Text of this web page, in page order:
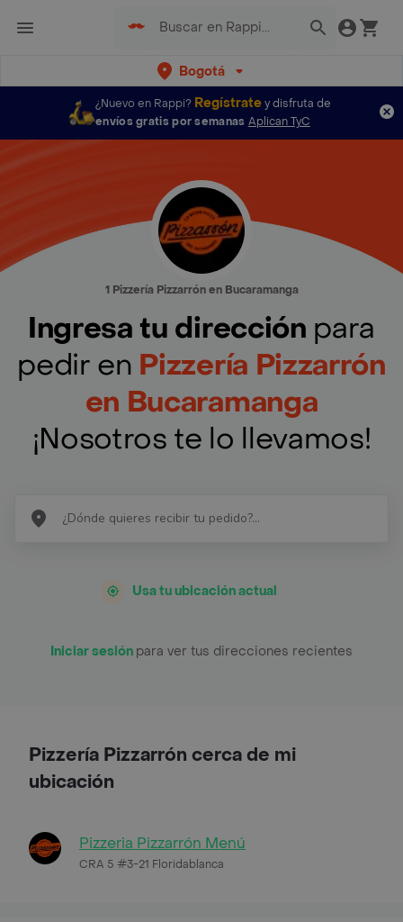
Bogotá
¿Nuevo en Rappi? Regístratey disfruta de
envíos gratis por semanas Aplican TyC
1 Pizzería Pizzarrón en Bucaramanga
Ingresa tu dirección para
pedir en Pizzería Pizzarrón
en Bucaramanga
¡Nosotros te lo llevamos!
Usa tu ubicación actual
Iniciar sesión para ver tus direcciones recientes
Pizzería Pizzarrón cerca de mi
ubicación
Pizzeria Pizzarrón Menú
CRA 5 #3-21 Floridablanca